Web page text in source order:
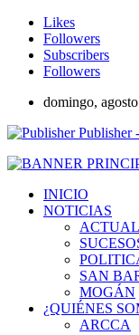
Likes
Followers
Subscribers
Followers
domingo,
Publisher
INICIO
NOTICIAS
SAN
MOGÁN
¿QUIÉNES
ARCCA